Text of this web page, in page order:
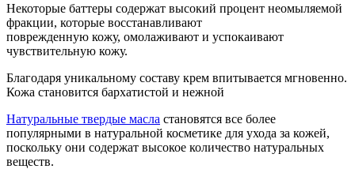
Некоторые баттеры содержат высокий процент неомыляемой
фракции, которые восстанавливают
поврежденную кожу, омолаживают и успокаивают
чувствительную кожу.
Благодаря уникальному составу крем впитывается мгновенно.
Кожа становится бархатистой и нежной
Натуральные твердые масла становятся все более
популярными в натуральной косметике для ухода за кожей,
поскольку они содержат высокое количество натуральных
веществ.